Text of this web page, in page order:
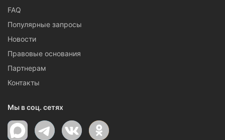
FAQ
Популярные запросы
Новости
Правовые основания
Партнерам
Контакты
Мы в соц. сетях